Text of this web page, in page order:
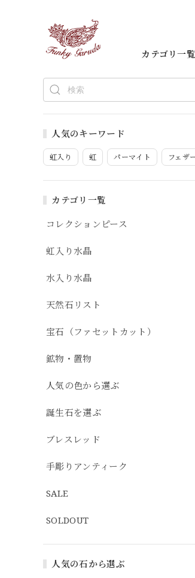
カテゴリ一覧
人気のキーワード
虹入り 虹 パーマイト フェザ
カテゴリ一覧
コレクションピース
虹入り水晶
水入り水晶
天然石リスト
宝石（ファセットカット）
鉱物・置物
人気の色から選ぶ
誕生石を選ぶ
ブレスレッド
手彫りアンティーク
SALE
SOLDOUT
人気の石から選ぶ